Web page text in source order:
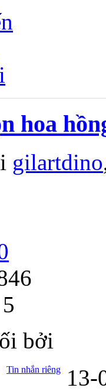
hoa
gilartdino
bởi
Tin nhắn riêng